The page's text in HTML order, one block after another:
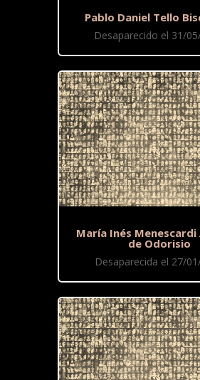
Pablo Daniel Tello
Desaparecido el 31/
María Inés Menescardi
de Odorisio
Desaparecida el 27/